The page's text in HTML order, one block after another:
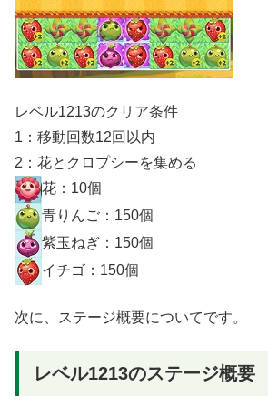
レベル1213のクリア条件
1：移動回数12回以内
2：花とクロプシーを集める
花：10個
青りんご：150個
紫玉ねぎ：150個
イチゴ：150個
次に、ステージ概要についてです。
レベル1213のステージ概要